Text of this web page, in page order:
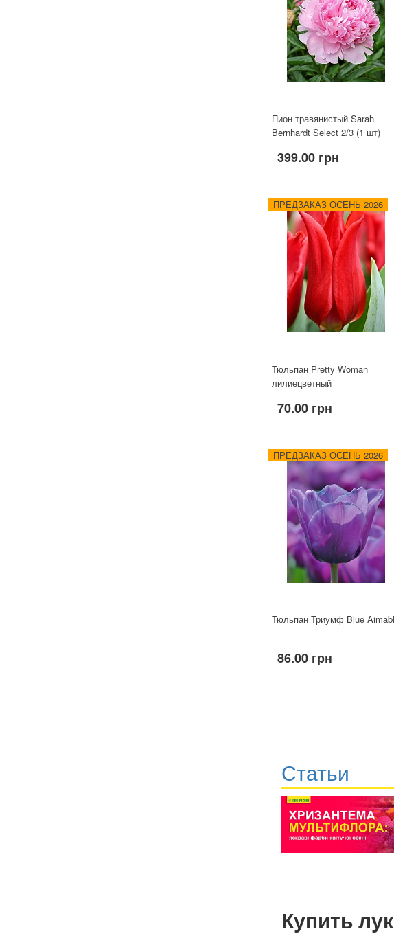
Пион травянистый Sarah
Bernhardt Select 2/3 (1 шт)
399.00 грн
ПРЕДЗАКАЗ ОСЕНЬ 2026
Тюльпан Pretty Woman
лилиецветный
70.00 грн
ПРЕДЗАКАЗ ОСЕНЬ 2026
Тюльпан Триумф Blue
86.00 грн
Статьи
Купить